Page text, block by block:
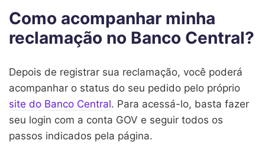
Como acompanhar minha
reclamação no Banco Central?
Depois de registrar sua reclamação, você poderá
acompanhar o status do seu pedido pelo próprio
site do Banco Central. Para acessá-lo, basta fazer
seu login com a conta GOV e seguir todos os
passos indicados pela página.